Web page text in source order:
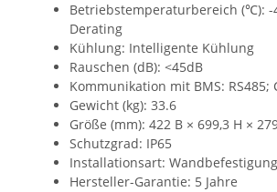
Betriebstemperaturbereich (℃):
Derating
Kühlung: Intelligente Kühlung
Rauschen (dB): <45dB
Kommunikation mit BMS: RS485;
Gewicht (kg): 33.6
Größe (mm): 422 B × 699,3 H ×
Schutzgrad: IP65
Installationsart: Wandbefestigung
Hersteller-Garantie: 5 Jahre